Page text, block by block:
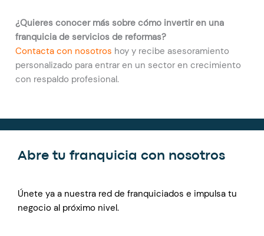
¿Quieres conocer más sobre cómo invertir en una
franquicia de servicios de reformas?
Contacta con nosotros hoy y recibe asesoramiento
personalizado para entrar en un sector en crecimiento
con respaldo profesional.
Abre tu franquicia con nosotros
Únete ya a nuestra red de franquiciados e impulsa tu
negocio al próximo nivel.